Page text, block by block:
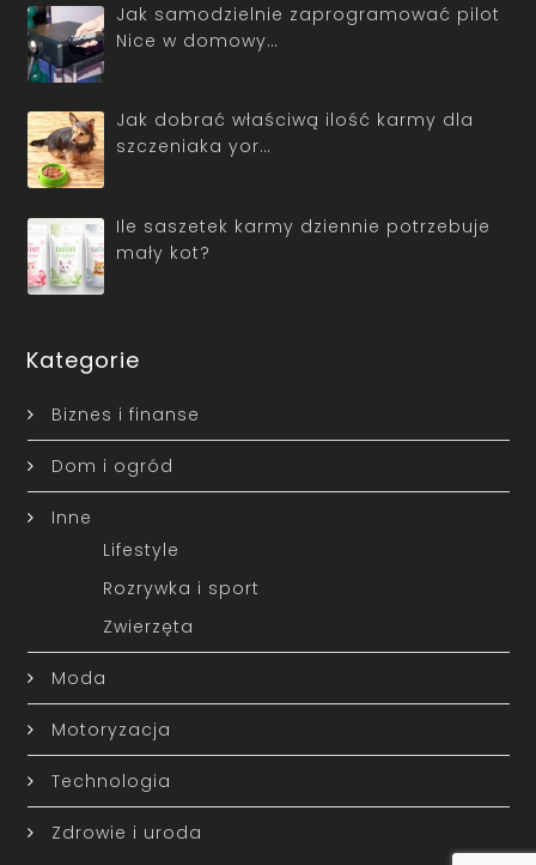
Jak samodzielnie zaprogramować pilot
Nice w domowy…
Jak dobrać właściwą ilość karmy dla
szczeniaka yor…
Ile saszetek karmy dziennie potrzebuje
mały kot?
Kategorie
Biznes i finanse
Dom i ogród
Inne
Lifestyle
Rozrywka i sport
Zwierzęta
Moda
Motoryzacja
Technologia
Zdrowie i uroda